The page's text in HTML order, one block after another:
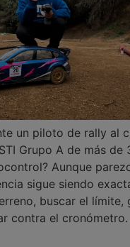
un piloto de rally al
Grupo A de más de
Aunque
sigue siendo
buscar el límite,
contra el